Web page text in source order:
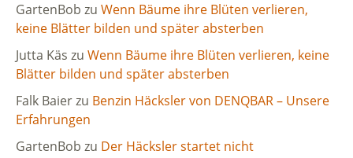
GartenBob zu Wenn Bäume ihre Blüten verlieren,
keine Blätter bilden und später absterben
Jutta Käs zu Wenn Bäume ihre Blüten verlieren, keine
Blätter bilden und später absterben
Falk Baierzu Benzin Häcksler von DENQBAR – Unsere
Erfahrungen
GartenBob zu Der Häcksler startet nicht